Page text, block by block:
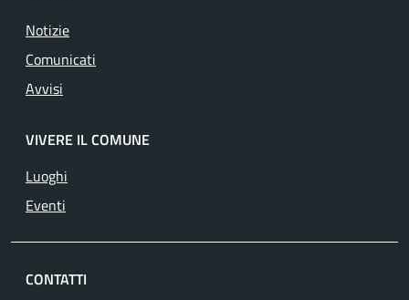
Notizie
Comunicati
Avvisi
VIVERE IL COMUNE
Luoghi
Eventi
CONTATTI